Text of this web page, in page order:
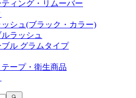
ィング・リムーバー
シュ(ブラック・カラー)
ラッシュ
ル グラムタイプ
ープ・衛生商品